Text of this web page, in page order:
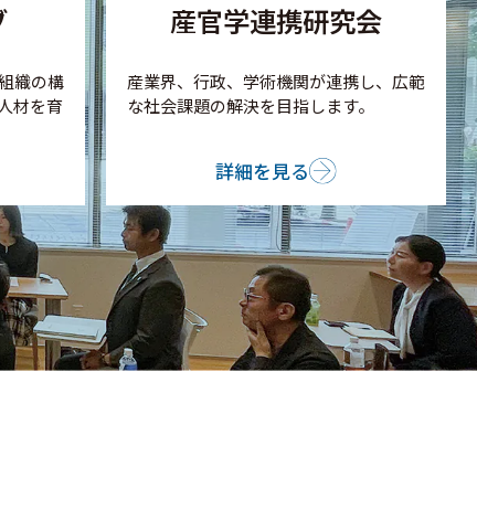
織の構
材を育
産官学連携研究会
産業界、行政、学術機関が連携し、広範
な社会課題の解決を目指します。
詳細を見る